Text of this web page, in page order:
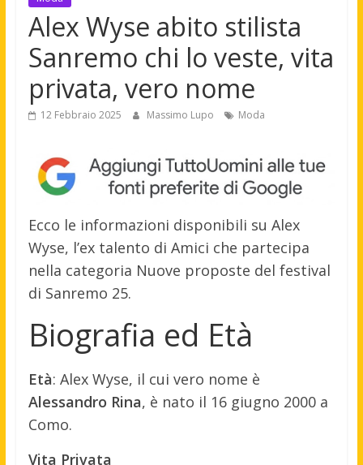
Alex Wyse abito stilista
Sanremo chi lo veste, vita
privata, vero nome
12 Febbraio 2025 Massimo Lupo Moda
Ecco le informazioni disponibili su Alex
Wyse, l’ex talento di Amici che partecipa
nella categoria Nuove proposte del festival
di Sanremo 25.
Biografia ed Età
Età: Alex Wyse, il cui vero nome è
Alessandro Rina, è nato il 16 giugno 2000 a
Como.
Vita Privata